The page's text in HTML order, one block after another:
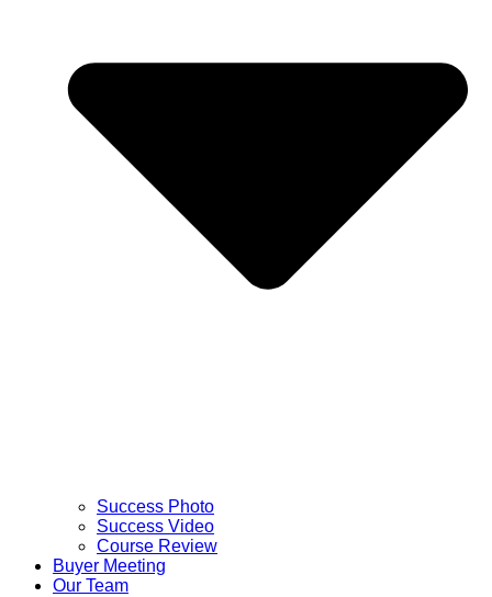
Success Photo
Success Video
Course Review
Buyer Meeting
Our Team